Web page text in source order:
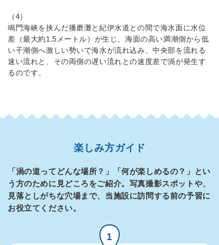
（4）
鳴門海峡を挟んだ播磨灘と紀伊水道との間で海水面に水位
差（最大約1.5メートル）が生じ、海面の高い満潮側から低
い干潮側へ激しい勢いで海水が流れ込み、中央部を流れる
速い流れと、その両側の遅い流れとの速度差で渦が発生す
るのです。
楽しみ方ガイド
「渦の道ってどんな場所？」「何が楽しめるの？」とい
う方のために見どころをご紹介。写真撮影スポットや、
見落としがちな穴場まで、当施設に訪問する前の予習に
お役立てください。